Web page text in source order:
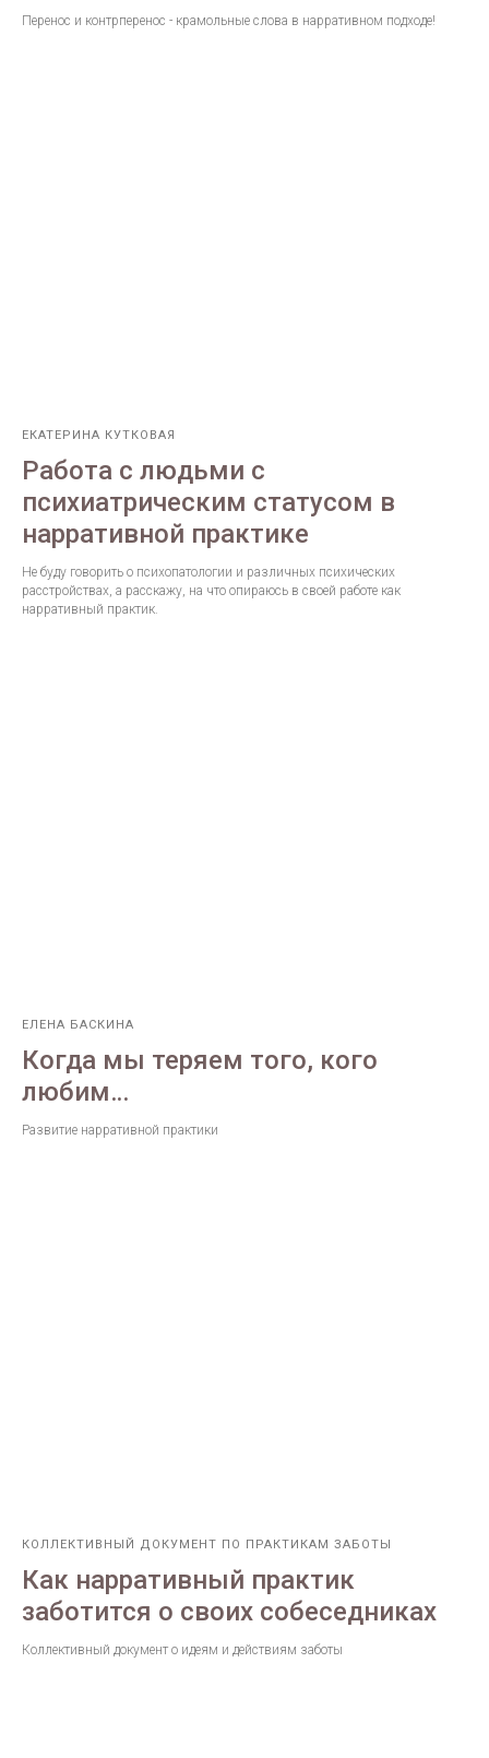
Перенос и контрперенос - крамольные слова в нарративном подходе!
ЕКАТЕРИНА КУТКОВАЯ
Работа с людьми с
психиатрическим статусом в
нарративной практике
Не буду говорить о психопатологии и различных психических
расстройствах, а расскажу, на что опираюсь в своей работе как
нарративный практик.
ЕЛЕНА БАСКИНА
Когда мы теряем того, кого
любим…
Развитие нарративной практики
КОЛЛЕКТИВНЫЙ ДОКУМЕНТ ПО ПРАКТИКАМ ЗАБОТЫ
Как нарративный практик
заботится о своих собеседниках
Коллективный документ о идеям и действиям заботы